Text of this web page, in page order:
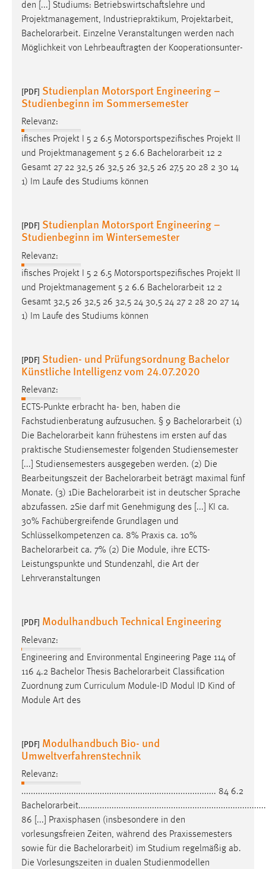
den [...] Studiums: Betriebswirtschaftslehre und
Projektmanagement, Industriepraktikum, Projektarbeit,
Bachelorarbeit. Einzelne Veranstaltungen werden nach
Möglichkeit von Lehrbeauftragten der Kooperationsunter-
[PDF] Studienplan Motorsport Engineering –
Studienbeginn im Sommersemester
Relevanz:
ifisches Projekt I 5 2 6.5 Motorsportspezifisches Projekt II
und Projektmanagement 5 2 6.6 Bachelorarbeit 12 2
Gesamt 27 22 32,5 26 32,5 26 32,5 26 27,5 20 28 2 30 14
1) Im Laufe des Studiums können
[PDF] Studienplan Motorsport Engineering –
Studienbeginn im Wintersemester
Relevanz:
ifisches Projekt I 5 2 6.5 Motorsportspezifisches Projekt II
und Projektmanagement 5 2 6.6 Bachelorarbeit 12 2
Gesamt 32,5 26 32,5 26 32,5 24 30,5 24 27 2 28 20 27 14
1) Im Laufe des Studiums können
[PDF] Studien- und Prüfungsordnung Bachelor
Künstliche Intelligenz vom 24.07.2020
Relevanz:
ECTS-Punkte erbracht ha- ben, haben die
Fachstudienberatung aufzusuchen. § 9 Bachelorarbeit (1)
Die Bachelorarbeit kann frühestens im ersten auf das
praktische Studiensemester folgenden Studiensemester
[...] Studiensemesters ausgegeben werden. (2) Die
Bearbeitungszeit der Bachelorarbeit beträgt maximal fünf
Monate. (3) 1Die Bachelorarbeit ist in deutscher Sprache
abzufassen. 2Sie darf mit Genehmigung des [...] KI ca.
30% Fachübergreifende Grundlagen und
Schlüsselkompetenzen ca. 8% Praxis ca. 10%
Bachelorarbeit ca. 7% (2) Die Module, ihre ECTS-
Leistungspunkte und Stundenzahl, die Art der
Lehrveranstaltungen
[PDF] Modulhandbuch Technical Engineering
Relevanz:
Engineering and Environmental Engineering Page 114 of
116 4.2 Bachelor Thesis Bachelorarbeit Classification
Zuordnung zum Curriculum Module-ID Modul ID Kind of
Module Art des
[PDF] Modulhandbuch Bio- und
Umweltverfahrenstechnik
Relevanz:
.................................................................................. 84 6.2
Bachelorarbeit
86 [...] Praxisphasen (insbesondere in den
vorlesungsfreien Zeiten, während des Praxissemesters
sowie für die Bachelorarbeit) im Studium regelmäßig ab.
Die Vorlesungszeiten in dualen Studienmodellen